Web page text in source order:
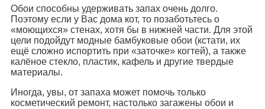
Обои способны удерживать запах очень долго.
Поэтому если у Вас дома кот, то позаботьтесь о
«моющихся» стенах, хотя бы в нижней части. Для этой
цели подойдут модные бамбуковые обои (кстати, их
ещё сложно испортить при «заточке» когтей), а также
калёное стекло, пластик, кафель и другие твердые
материалы.
Иногда, увы, от запаха может помочь только
косметический ремонт, настолько загажены обои и